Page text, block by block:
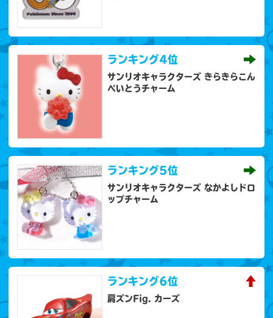
ランキング4位
サンリオキャラクターズ きらきらこん
ぺいとうチャーム
ランキング5位
サンリオキャラクターズ なかよしドロ
ップチャーム
ランキング6位
肩ズンFig. カーズ